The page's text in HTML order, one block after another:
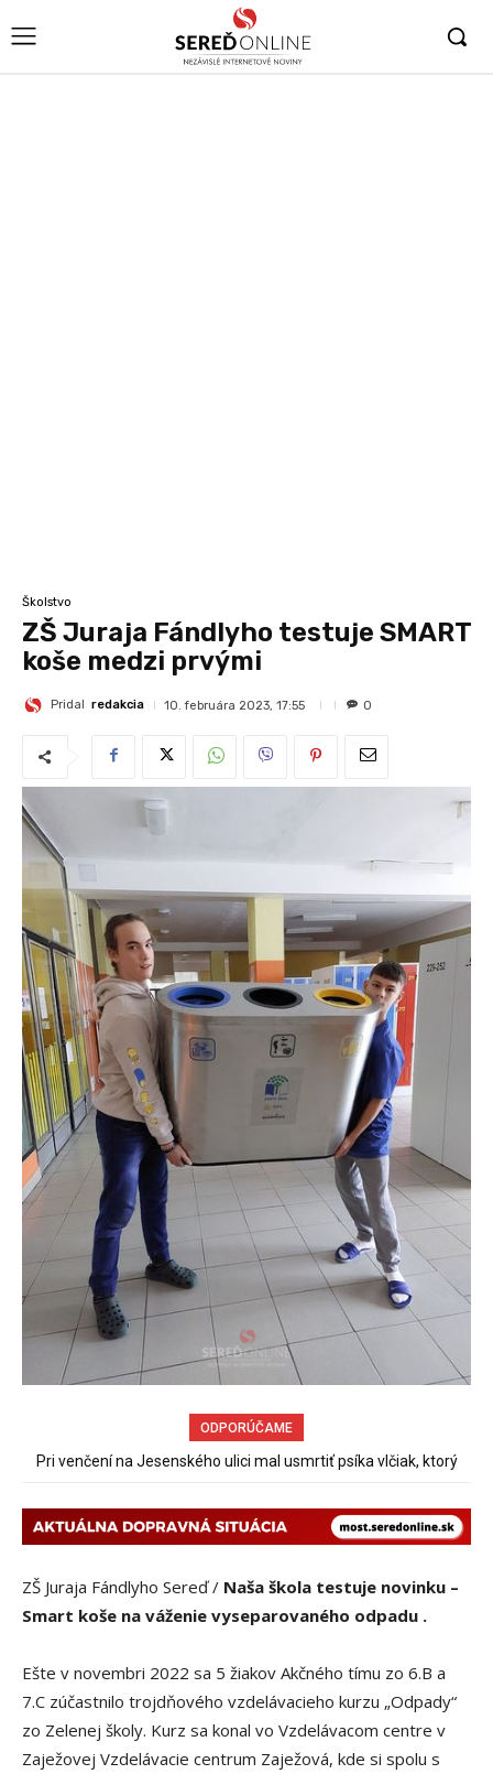
Školstvo
ZŠ Juraja Fándlyho testuje SMART
koše medzi prvými
Pridal redakcia 10. februára 2023, 17:55 0
ODPORÚČAME
Pri venčení na Jesenského ulici mal usmrtiť psíka vlčiak, ktorý
Obchádzka rozpadajúceho sa už uzatvoreného mosta ponad
ZŠ Juraja Fándlyho Sereď / Naša škola testuje novinku –
Smart koše na váženie vyseparovaného odpadu .
Ešte v novembri 2022 sa 5 žiakov Akčného tímu zo 6.B a
7.C zúčastnilo trojdňového vzdelávacieho kurzu „Odpady“
zo Zelenej školy. Kurz sa konal vo Vzdelávacom centre v
Zaježovej Vzdelávacie centrum Zaježová, kde si spolu s